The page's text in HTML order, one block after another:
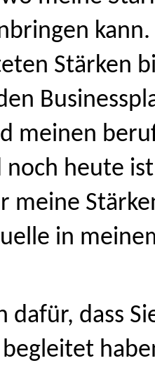
Stärken
meinen
heute
meine
in
dafür, dass